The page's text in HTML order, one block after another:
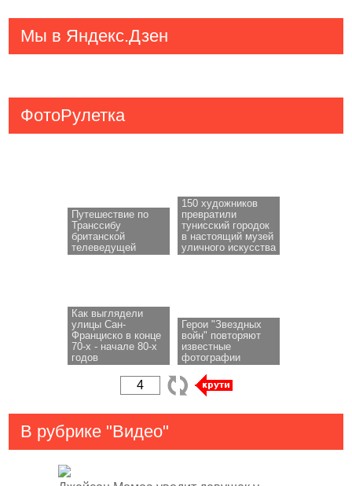
Мы в Яндекс.Дзен
ФотоРулетка
Путешествие по
Транссибу
британской
телеведущей
150 художников
превратили
тунисский городок
в настоящий музей
уличного искусства
Как выглядели
улицы Сан-
Франциско в конце
70-х - начале 80-х
годов
Герои "Звездных
войн" повторяют
известные
фотографии
В рубрике "Видео"